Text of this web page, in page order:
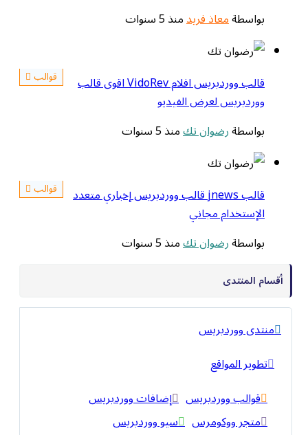
بواسطةمعاذ فريدمنذ 5 سنوات
قوالب قالب ووردبريس افلام VidoRev اقوى قالب
ووردبريس لعرض الفيديو
بواسطةرضوان تكمنذ 5 سنوات
قوالب قالب jnews قالب ووردبريس إخباري متعدد
الإستخدام مجاني
بواسطةرضوان تكمنذ 5 سنوات
أقسام المنتدى
منتدى ووردبريس
تطوير المواقع
قوالب ووردبريس إضافات ووردبريس
متجر ووكومرس سيو ووردبريس